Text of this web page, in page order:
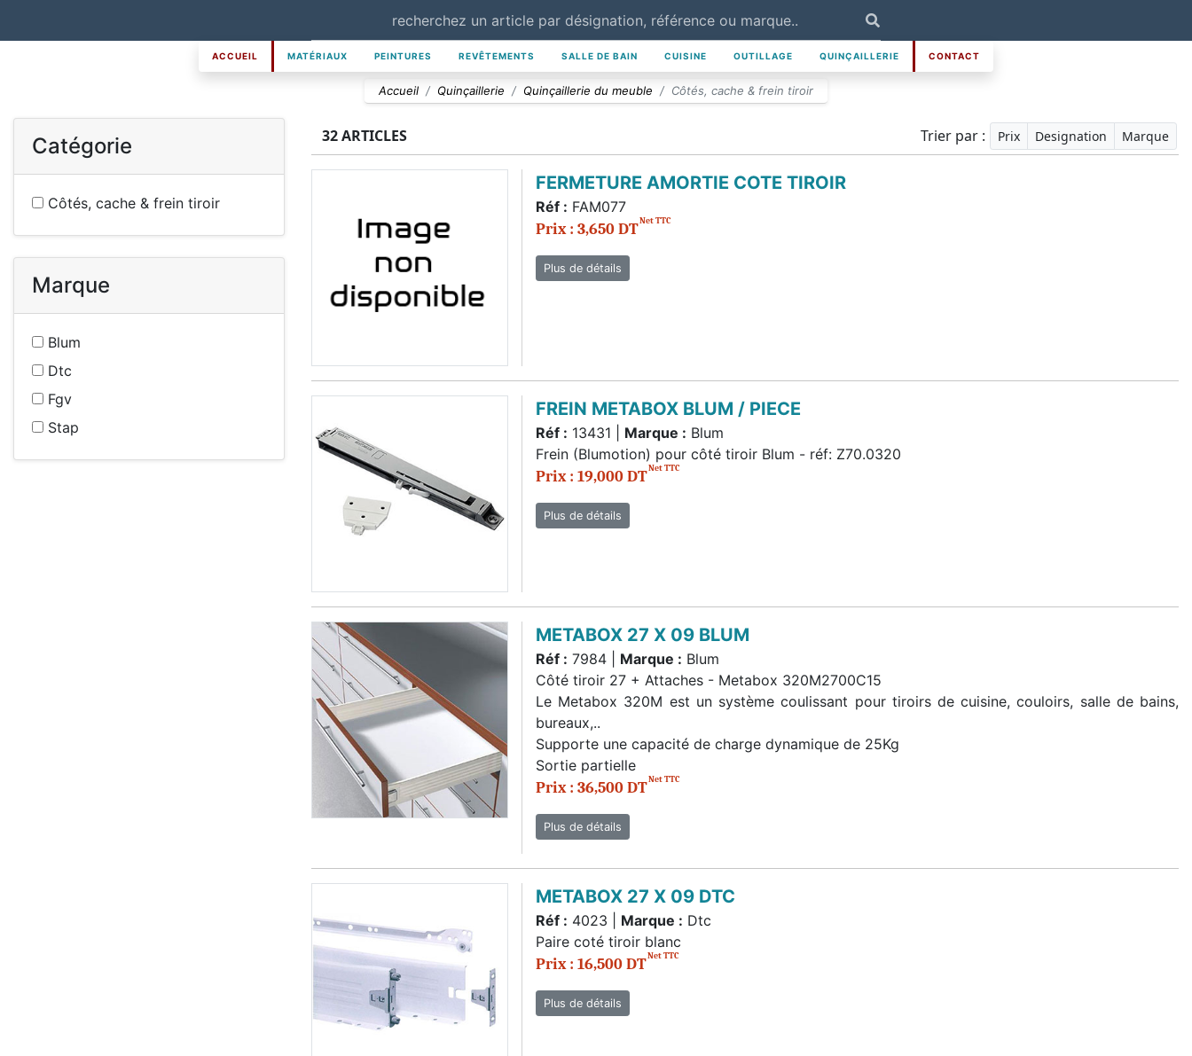
ACCUEIL MATÉRIAUX PEINTURES REVÊTEMENTS SALLE DE BAIN CUISINE OUTILLAGE QUINÇAILLERIE CONTACT
Accueil Quinçaillerie Quinçaillerie du meuble Côtés, cache & frein tiroir
Catégorie
Côtés, cache & frein tiroir
Marque
Blum
Dtc
Fgv
Stap
32 ARTICLES Trier par : Prix Designation Marque
FERMETURE AMORTIE COTE TIROIR
Réf : FAM077
Prix : 3,650 DTNet TTC
Plus de détails
FREIN METABOX BLUM / PIECE
Réf : 13431 | Marque : Blum
Frein (Blumotion) pour côté tiroir Blum - réf: Z70.0320
Prix : 19,000 DTNet TTC
Plus de détails
METABOX 27 X 09 BLUM
Réf : 7984 | Marque : Blum
Côté tiroir 27 + Attaches - Metabox 320M2700C15
Le Metabox 320M est un système coulissant pour tiroirs de cuisine, couloirs, salle de bains,
bureaux,..
Supporte une capacité de charge dynamique de 25Kg
Sortie partielle
Prix : 36,500 DTNet TTC
Plus de détails
METABOX 27 X 09 DTC
Réf : 4023 | Marque : Dtc
Paire coté tiroir blanc
Prix : 16,500 DTNet TTC
Plus de détails